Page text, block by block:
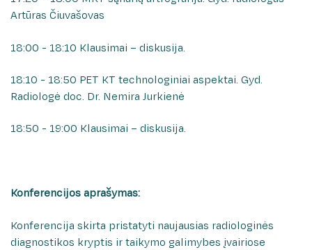
Medicininės genetikos centras
Patologijos centras
audinių ir organų donorystės paslaugų
koordinavimo centras
Rašykite padėką/atsiliepimą
Artūras Čiuvašovas
18:00 - 18:10 Klausimai – diskusija.
18:10 - 18:50 PET KT technologiniai aspektai. Gyd.
Radiologė doc. Dr. Nemira Jurkienė
18:50 - 19:00 Klausimai – diskusija.
Konferencijosaprašymas:
Konferencija skirta pristatyti naujausias radiologinės
diagnostikos kryptis ir taikymo galimybes įvairiose